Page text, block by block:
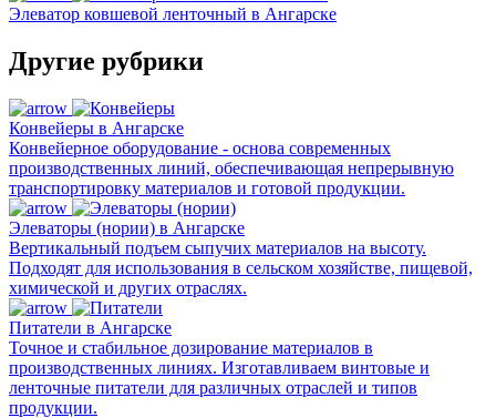
Элеватор ковшевой ленточный в Ангарске
Другие рубрики
Конвейеры в Ангарске
Конвейерное оборудование - основа современных
производственных линий, обеспечивающая непрерывную
транспортировку материалов и готовой продукции.
Элеваторы (нории) в Ангарске
Вертикальный подъем сыпучих материалов на высоту.
Подходят для использования в сельском хозяйстве, пищевой,
химической и других отраслях.
Питатели в Ангарске
Точное и стабильное дозирование материалов в
производственных линиях. Изготавливаем винтовые и
ленточные питатели для различных отраслей и типов
продукции.